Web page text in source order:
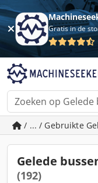
Gratis in de
/ ... / Gebruikte
Gelede
(192)